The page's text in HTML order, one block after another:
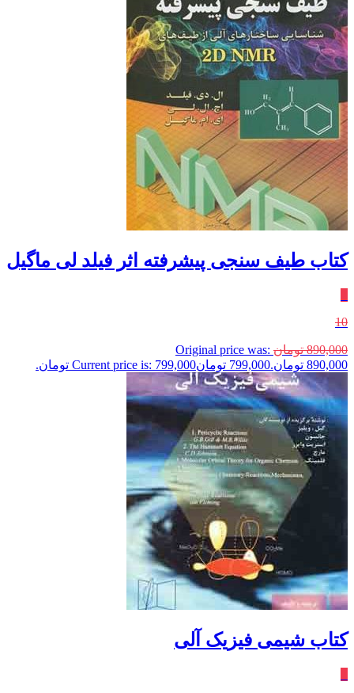
کتاب طیف سنجی پیشرفته اثر فیلد لی ماگیل
10
890,000 تومان Original price was:
890,000 تومان.
799,000 تومانCurrent price is: 799,000 تومان.
کتاب شیمی فیزیک آلی